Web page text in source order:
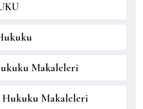
Makaleleri
Hukuku Makaleleri